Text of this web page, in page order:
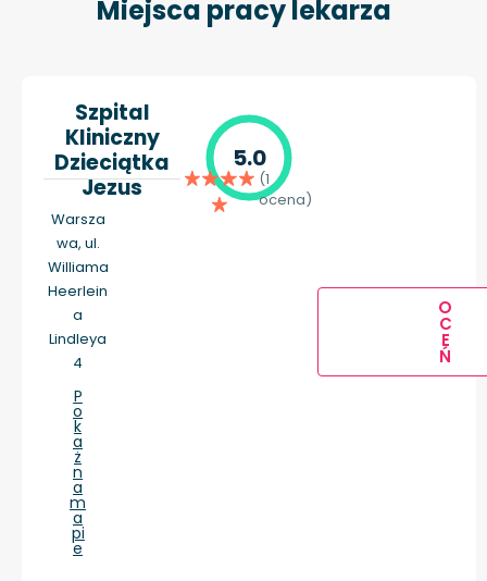
Miejsca pracy lekarza
Szpital
Kliniczny
Dzieciątka
Jezus
Warsza
wa, ul.
Williama
Heerlein
a
Lindleya
4
P
o
k
a
ż
n
a
m
a
pi
e
5.0
(1
ocena)
O
C
E
Ń